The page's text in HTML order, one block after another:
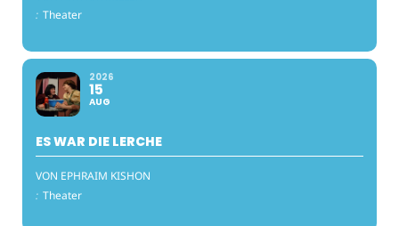
: Theater
2026
15
AUG
ES WAR DIE LERCHE
VON EPHRAIM KISHON
: Theater